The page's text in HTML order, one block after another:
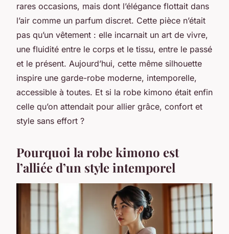
rares occasions, mais dont l’élégance flottait dans
l’air comme un parfum discret. Cette pièce n’était
pas qu’un vêtement : elle incarnait un art de vivre,
une fluidité entre le corps et le tissu, entre le passé
et le présent. Aujourd’hui, cette même silhouette
inspire une garde-robe moderne, intemporelle,
accessible à toutes. Et si la robe kimono était enfin
celle qu’on attendait pour allier grâce, confort et
style sans effort ?
Pourquoi la robe kimono est
l’alliée d’un style intemporel